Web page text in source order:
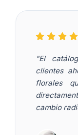
"El
clientes
florales
cambio